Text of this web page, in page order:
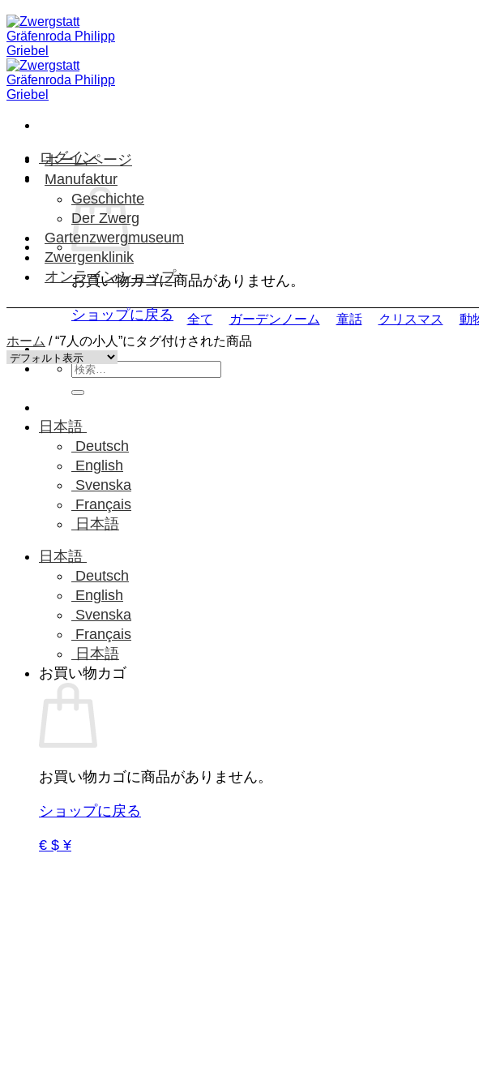
Skip
to
content
ログイン
お買い物カゴに商品がありません。
ショップに戻る
検
索
象:
日本語
Deutsch
English
Svenska
Français
日本語
日本語
Deutsch
English
Svenska
Français
日本語
お買い物カゴ
お買い物カゴに商品がありません。
ショップに戻る
€ $ ¥
ホームページ
Manufaktur
Geschichte
Der Zwerg
Gartenzwergmuseum
Zwergenklinik
オンラインショップ
全て ガーデンノーム 童話 クリスマス 動
ホーム /“7人の小人”にタグ付けされた商品